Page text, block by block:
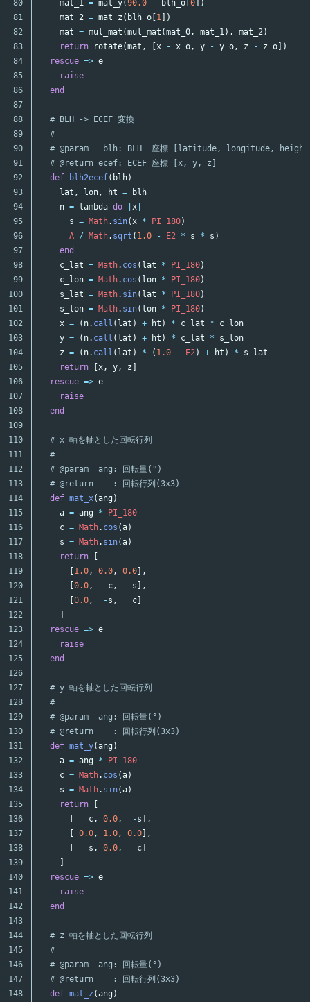
80
81
82
83
84
85
86
87
88
89
90
91
92
93
94
95
96
97
98
99
100
101
102
103
104
105
106
107
108
109
110
111
112
113
114
115
116
117
118
119
120
121
122
123
124
125
126
127
128
129
130
131
132
133
134
135
136
137
138
139
140
141
142
143
144
145
146
147
148
mat_1 = mat_y( 90.0 - blh_o 0 ])
mat_2 = mat_z ( blh_o [1 ])
mat = mul_mat (mul_mat (mat_0 , mat_1 ), mat_2 )
return
rotate(mat , [x - x_o , y - y_o , z - z_o])
rescue => e
raise
end
# BLH -> ECEF 変換
#
# @param   blh: BLH  座標 [latitude, longitude,
# @return ecef: ECEF 座標 [x, y, z]
def
blh2ecef( blh)
lat , lon , ht =
blh
n = lambda do x
s = Math. sin( x * PI_180)
A / Math. sqrt ( 1.0 - E2 * s * s )
end
c_lat = Math. cos ( lat * PI_180)
c_lon = Math. cos ( lon * PI_180)
s_lat = Math. sin( lat * PI_180)
s_lon = Math. sin( lon * PI_180)
x = ( n. call ( lat ) + ht ) * c_lat *
c_lon
y = ( n. call ( lat ) + ht ) * c_lat *
s_lon
z = ( n. call ( lat ) * ( 1.0 - E2 ) + ht ) *
s_lat
return
[x , y , z ]
rescue => e
raise
end
# x 軸を軸とした回転行列
#
# @param  ang: 回転量(°)
# @return    : 回転行列(3x3)
def mat_x(ang )
a = ang *
PI_180
c = Math. cos (a)
s = Math. sin(a)
return
[
[1.0 , 0.0 , 0.0],
[0.0 , c , s ],
[0.0 , -s , c]
]
rescue => e
raise
end
# y 軸を軸とした回転行列
#
# @param  ang: 回転量(°)
# @return    : 回転行列(3x3)
def mat_y(ang )
a = ang *
PI_180
c = Math. cos (a)
s = Math. sin(a)
return
[
[
c , 0.0 , -s ],
[ 0.0 , 1.0 , 0.0],
[
s , 0.0 , c]
]
rescue => e
raise
end
# z 軸を軸とした回転行列
#
# @param  ang: 回転量(°)
# @return    : 回転行列(3x3)
def mat_z (ang )